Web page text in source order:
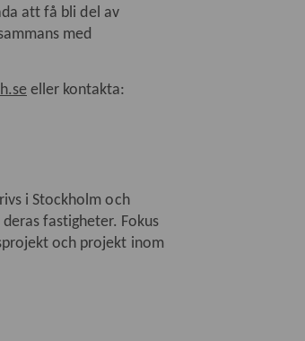
att få bli del av
med
eller kontakta:
i Stockholm och
fastigheter. Fokus
och projekt inom